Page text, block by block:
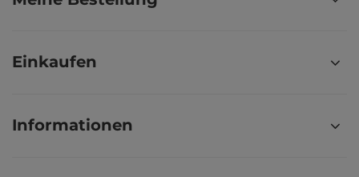
Einkaufen
Informationen